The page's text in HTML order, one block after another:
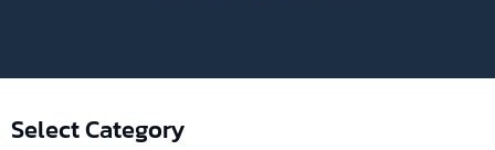
Select Category